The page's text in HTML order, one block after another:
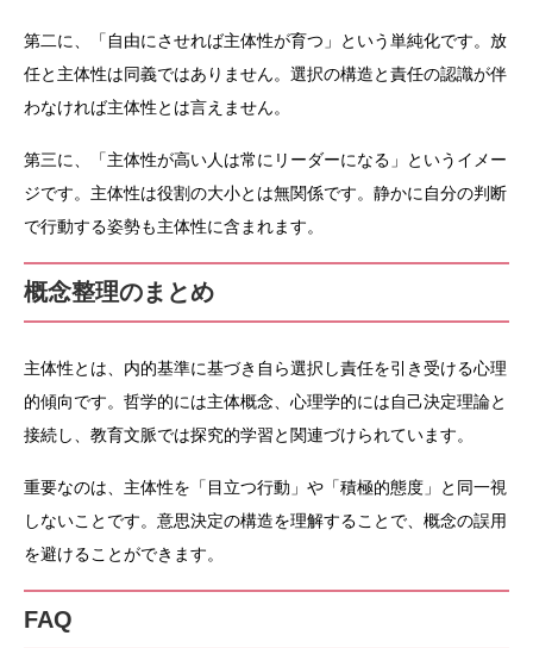
第二に、「自由にさせれば主体性が育つ」という単純化です。放
任と主体性は同義ではありません。選択の構造と責任の認識が伴
わなければ主体性とは言えません。
第三に、「主体性が高い人は常にリーダーになる」というイメー
ジです。主体性は役割の大小とは無関係です。静かに自分の判断
で行動する姿勢も主体性に含まれます。
概念整理のまとめ
主体性とは、内的基準に基づき自ら選択し責任を引き受ける心理
的傾向です。哲学的には主体概念、心理学的には自己決定理論と
接続し、教育文脈では探究的学習と関連づけられています。
重要なのは、主体性を「目立つ行動」や「積極的態度」と同一視
しないことです。意思決定の構造を理解することで、概念の誤用
を避けることができます。
FAQ